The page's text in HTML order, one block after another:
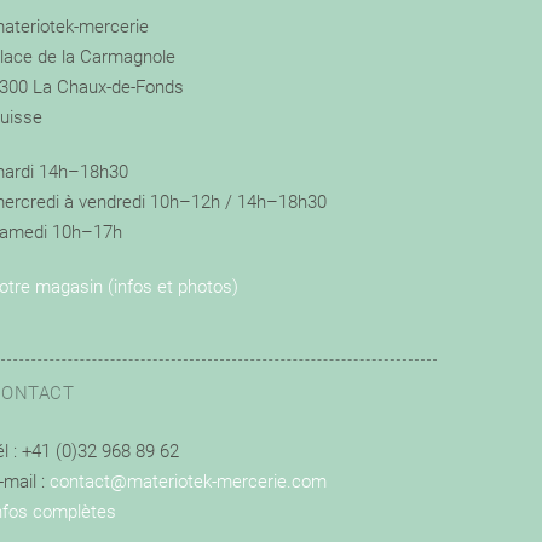
mercerie
de la Carmagnole
La Chaux-de-Fonds
14h–18h30
à vendredi 10h–12h / 14h–18h30
10h–17h
magasin (infos et photos)
: +41 (0)32 968 89 62
mail : contact@materiotek-mercerie.com
complètes